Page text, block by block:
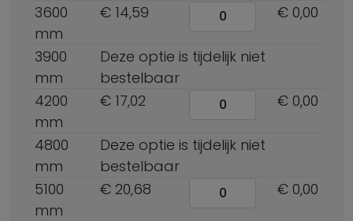
3600
mm
€ 14,59 € 0,00
3900
mm
Deze optie is tijdelijk niet
bestelbaar
4200
mm
€ 17,02 € 0,00
4800
mm
Deze optie is tijdelijk niet
bestelbaar
5100
mm
€ 20,68 € 0,00